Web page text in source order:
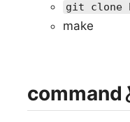
git clone
make
command